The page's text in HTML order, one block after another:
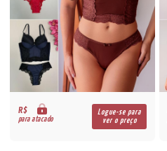
R$
para atacado
Logue-se para
ver o preço